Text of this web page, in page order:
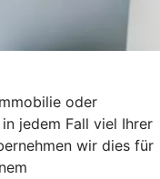
oder
jedem Fall viel Ihrer
wir dies für